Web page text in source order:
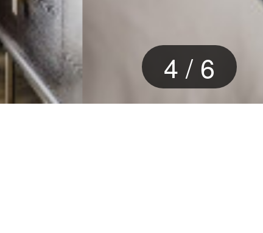
4 / 6